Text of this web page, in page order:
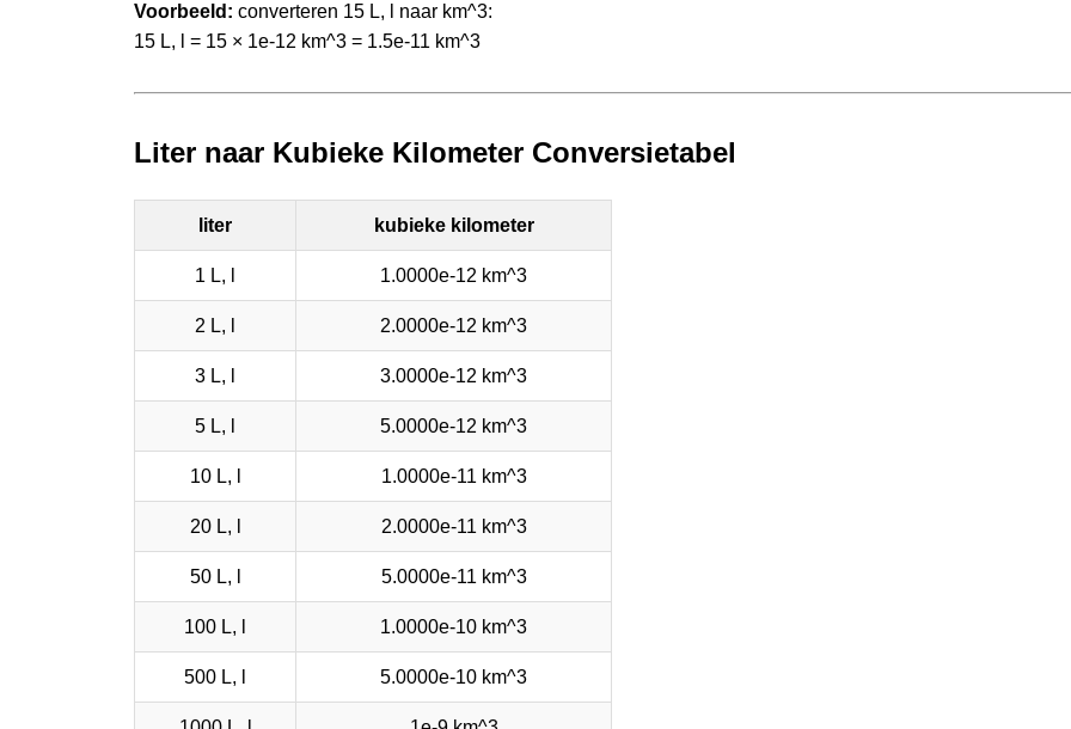
Voorbeeld: converteren 15 L, l naar km^3:
15 L, l = 15 × 1e-12 km^3 = 1.5e-11 km^3
Liter naar Kubieke Kilometer Conversietabel
liter kubieke kilometer
1 L, l 1.0000e-12 km^3
2 L, l 2.0000e-12 km^3
3 L, l 3.0000e-12 km^3
5 L, l 5.0000e-12 km^3
10 L, l 1.0000e-11 km^3
20 L, l 2.0000e-11 km^3
50 L, l 5.0000e-11 km^3
100 L, l 1.0000e-10 km^3
500 L, l 5.0000e-10 km^3